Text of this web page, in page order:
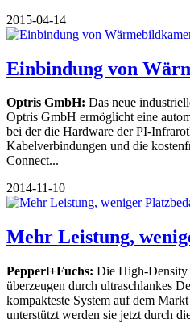
2015-04-14
Einbindung von
Optris GmbH: Das neue
Optris GmbH ermöglicht eine
bei der die Hardware der PI-
Kabelverbindungen und die
Connect...
2014-11-10
Mehr Leistung,
Pepperl+Fuchs: Die High-Density
überzeugen durch ultraschlankes
kompakteste System auf dem
unterstützt werden sie jetzt durch